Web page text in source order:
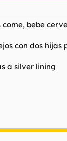
come, bebe
con dos hijas
a silver lining